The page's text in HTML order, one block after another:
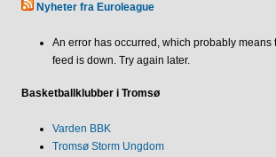
Nyheter fra Euroleague
An error has occurred, which probably means
feed is down. Try again later.
Basketballklubber i Tromsø
Varden BBK
Tromsø Storm Ungdom